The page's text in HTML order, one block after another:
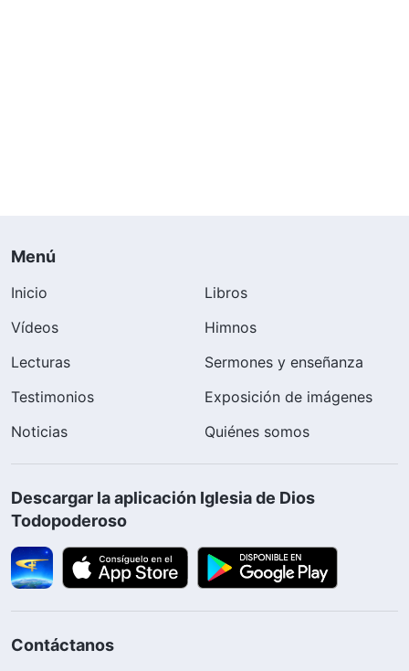
Menú
Inicio
Libros
Vídeos
Himnos
Lecturas
Sermones y enseñanza
Testimonios
Exposición de imágenes
Noticias
Quiénes somos
Descargar la aplicación Iglesia de Dios
Todopoderoso
Contáctanos